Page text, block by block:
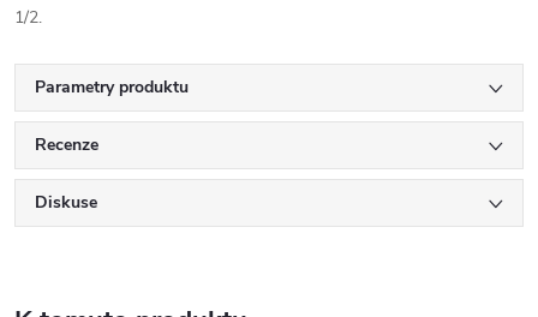
1/2.
Parametry produktu
Recenze
Diskuse